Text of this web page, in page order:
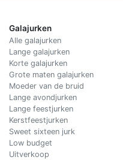
Galajurken
Alle galajurken
Lange galajurken
Korte galajurken
Grote maten galajurken
Moeder van de bruid
Lange avondjurken
Lange feestjurken
Kerstfeestjurken
Sweet sixteen jurk
Low budget
Uitverkoop